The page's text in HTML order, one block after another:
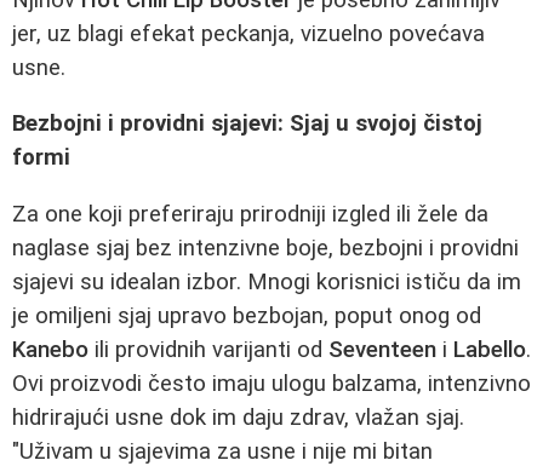
jer, uz blagi efekat peckanja, vizuelno povećava
usne.
Bezbojni i providni sjajevi: Sjaj u svojoj čistoj
formi
Za one koji preferiraju prirodniji izgled ili žele da
naglase sjaj bez intenzivne boje, bezbojni i providni
sjajevi su idealan izbor. Mnogi korisnici ističu da im
je omiljeni sjaj upravo bezbojan, poput onog od
Kanebo ili providnih varijanti od Seventeen i Labello.
Ovi proizvodi često imaju ulogu balzama, intenzivno
hidrirajući usne dok im daju zdrav, vlažan sjaj.
"Uživam u sjajevima za usne i nije mi bitan